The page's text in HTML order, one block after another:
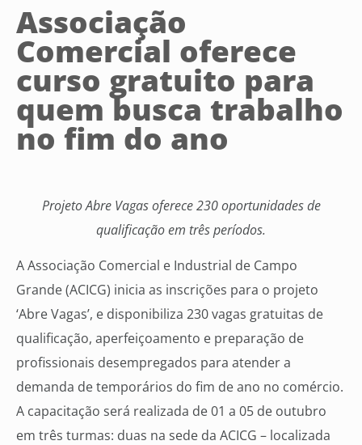
Associação
Comercial oferece
curso gratuito para
quem busca trabalho
no fim do ano
Projeto Abre Vagas oferece 230 oportunidades de
qualificação em três períodos.
A Associação Comercial e Industrial de Campo
Grande (ACICG) inicia as inscrições para o projeto
‘Abre Vagas’, e disponibiliza 230 vagas gratuitas de
qualificação, aperfeiçoamento e preparação de
profissionais desempregados para atender a
demanda de temporários do fim de ano no comércio.
A capacitação será realizada de 01 a 05 de outubro
em três turmas: duas na sede da ACICG – localizada